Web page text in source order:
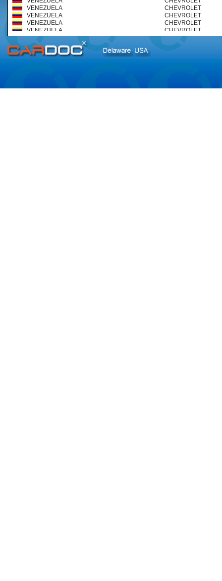
VENEZUELA
CHEVROLET
VENEZUELA
CHEVROLET
VENEZUELA
CHEVROLET
VENEZUELA
CHEVROLET
VENEZUELA
CHEVROLET
VENEZUELA
CHEVROLET (TRUCKS &
VENEZUELA
CHEVROLET (TRUCKS &
VENEZUELA
CHEVROLET (TRUCKS &